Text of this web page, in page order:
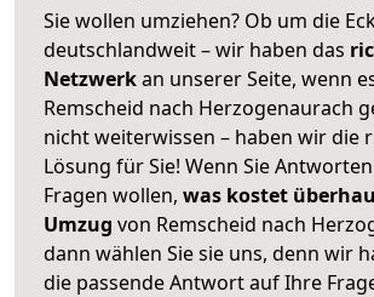
Sie wollen umziehen? Ob um die
deutschlandweit – wir haben das
Netzwerkan unserer Seite, wenn
Remscheid nach Herzogenaurach
nicht weiterwissen – haben wir die
Lösung für Sie! Wenn Sie
Fragen wollen, was kostet
Umzug von Remscheid nach
dann wählen Sie sie uns, denn wir
die passende Antwort auf Ihre